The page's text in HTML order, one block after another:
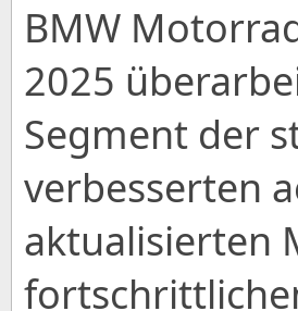
BMW
2025
Segment der
verbesserten
aktualisierten